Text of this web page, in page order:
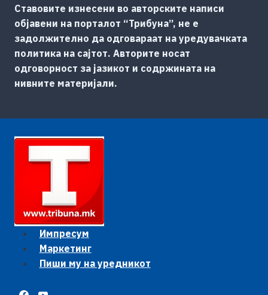
Ставовите изнесени во авторските написи
објавени на порталот “Трибуна”, не е
задолжително да одговараат на уредувачката
политика на сајтот. Авторите носат
одговорност за јазикот и содржината на
нивните материјали.
Импресум
Маркетинг
Пиши му на уредникот